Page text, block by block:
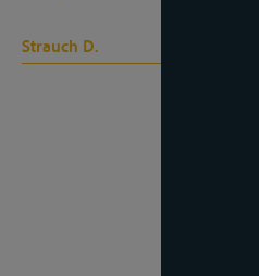
Strauch D.